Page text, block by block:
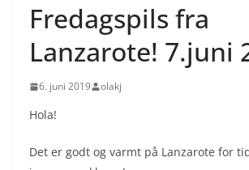
Fredagspils fra
Lanzarote! 7.juni
6. juni 2019 olakj
Hola!
Det er godt og varmt på Lanzarote for